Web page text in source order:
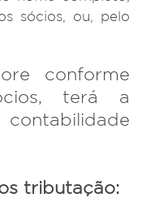
sócios, ou, pelo
conforme
terá a
tributação: